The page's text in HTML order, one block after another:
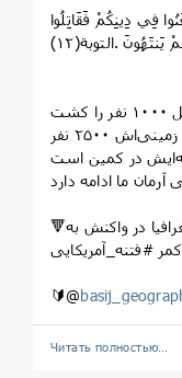
فِي دِينِكُمْ فَقَاتِلُوا
.التوبة(١٢)
۲۵۰۰ نفر
در کمین است
🔻برد بسیج دانشجویی دانشکده جغرافیا در واکنش به
#فتنه_آمریکایی
🔰@
Читать полностью…